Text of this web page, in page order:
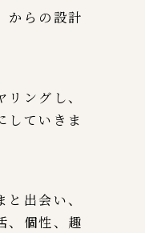
からの設計
ングし、
していきま
出会い、
、個性、趣